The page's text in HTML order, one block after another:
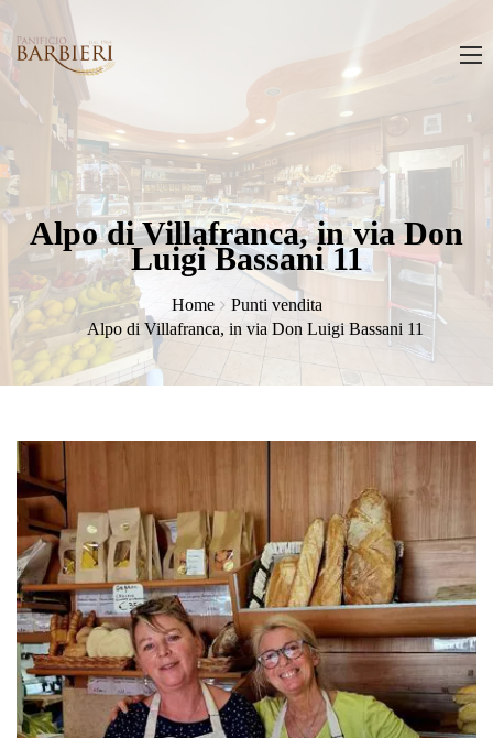
Alpo di Villafranca, in via Don
Luigi Bassani 11
Home
Punti vendita
Alpo di Villafranca, in via Don Luigi Bassani 11